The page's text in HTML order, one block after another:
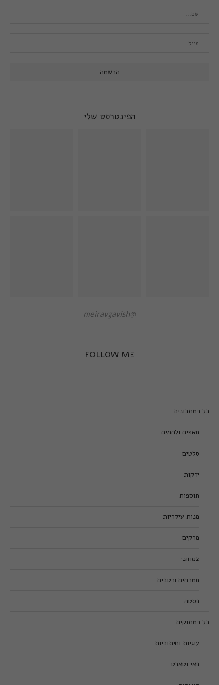
הפינטרסט שלי
@meiravgavish
FOLLOW ME
כל המתכונים
מאפים ולחמים
סלטים
ירקות
תוספות
מנות עיקריות
מרקים
צמחוני
ממרחים ורטבים
פסטה
כל המתוקים
עוגיות וחיתוכיות
פאי וטארט